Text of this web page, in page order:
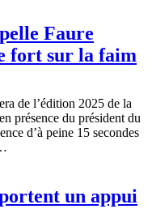
Faure
fort sur la faim
de l’édition 2025 de la
présence du président du
d’à peine 15 secondes
un appui